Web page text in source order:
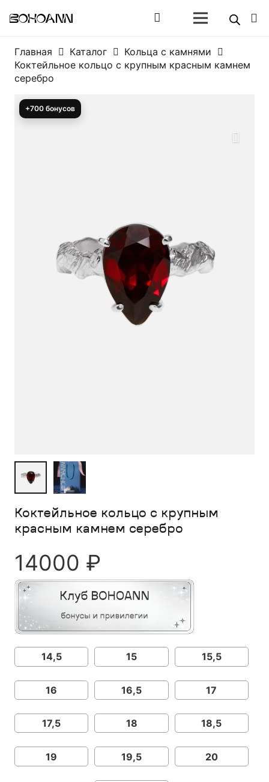
Главная Каталог
Кольца с камнями
Коктейльное кольцо с крупным красным камнем
серебро
+700 бонусов
Коктейльное кольцо с крупным
красным камнем серебро
14000 ₽
14,5 15 15,5
16 16,5 17
17,5 18 18,5
19 19,5 20